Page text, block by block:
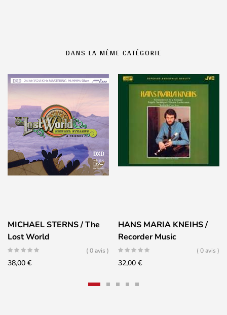
DANS LA MÊME CATÉGORIE
MICHAEL STERNS / The
Lost World
( 0 avis )
38,00 €
HANS MARIA KNEIHS /
Recorder Music
( 0 avis )
32,00 €